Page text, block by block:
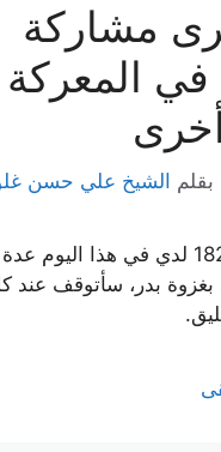
مشاركة
في المعركة
بقلم الشيخ علي حسن
جلسة الملتقى 182 لدي في هذا
بدر، سأتوقف عند